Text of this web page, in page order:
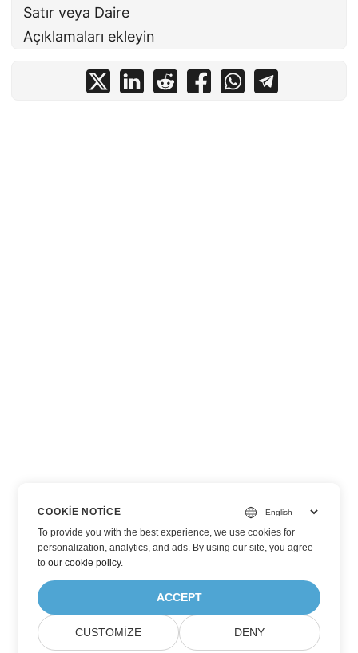
Satır veya Daire
Açıklamaları ekleyin
COOKIE NOTICE
To provide you with the best experience, we use cookies for
personalization, analytics, and ads. By using our site, you agree
toour cookie policy.
ACCEPT
CUSTOMIZE DENY